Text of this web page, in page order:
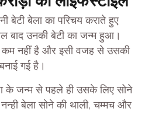
बेटी बेला का परिचय कराते हुए
बाद उनकी बेटी का जन्म हुआ।
नहीं है और इसी वजह से उसकी
गई है।
के जन्म से पहले ही उसके लिए सोने
बेला सोने की थाली, चम्मच और